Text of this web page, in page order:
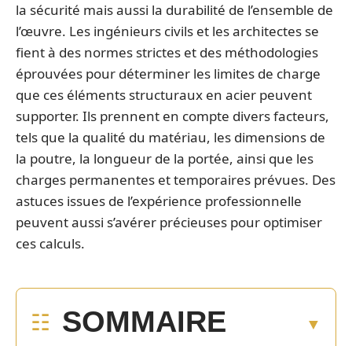
la sécurité mais aussi la durabilité de l’ensemble de
l’œuvre. Les ingénieurs civils et les architectes se
fient à des normes strictes et des méthodologies
éprouvées pour déterminer les limites de charge
que ces éléments structuraux en acier peuvent
supporter. Ils prennent en compte divers facteurs,
tels que la qualité du matériau, les dimensions de
la poutre, la longueur de la portée, ainsi que les
charges permanentes et temporaires prévues. Des
astuces issues de l’expérience professionnelle
peuvent aussi s’avérer précieuses pour optimiser
ces calculs.
SOMMAIRE